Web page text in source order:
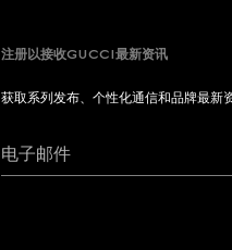
注册以接收GUCCI最新资讯
获取系列发布、个性化通信和品牌最新
电子邮件